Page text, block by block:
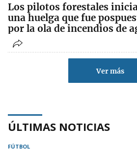
Los pilotos forestales
una huelga que fue
por la ola de incendios de
Ver más
ÚLTIMAS NOTICIAS
FÚTBOL